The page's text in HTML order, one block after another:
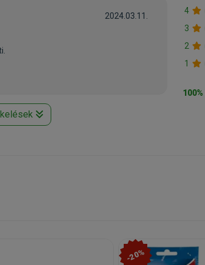
4
3
2
1
100%
2024.03.11.
-20%